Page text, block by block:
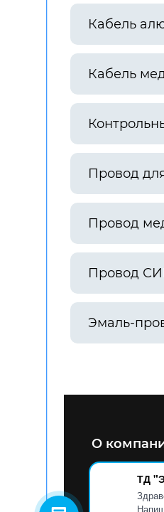
ТД
Кабель
Кабель
Провод
Провод
Провод
Эмаль-
О
8 800